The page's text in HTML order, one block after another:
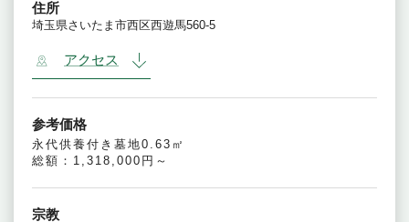
住所
埼玉県さいたま市西区西遊馬560-5
アクセス
参考価格
永代供養付き墓地0.63㎡
総額：1,318,000円～
宗教